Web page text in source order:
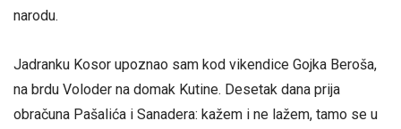
narodu.
Jadranku Kosor upoznao sam kod vikendice Gojka Beroša,
na brdu Voloder na domak Kutine. Desetak dana prija
obračuna Pašalića i Sanadera: kažem i ne lažem, tamo se u